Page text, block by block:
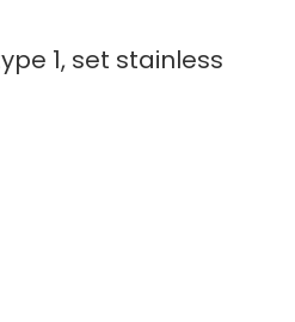
1, set stainless